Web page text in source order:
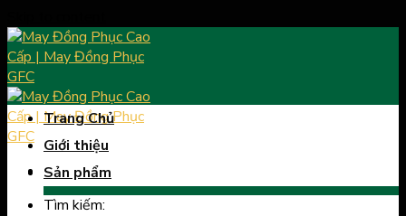
Tìm kiếm:
Trang Chủ
Giới thiệu
Sản phẩm